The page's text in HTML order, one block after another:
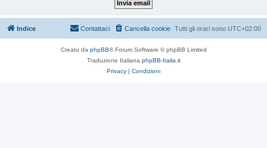
Indice Tutti gli orari sono UTC+02:00
Cancella cookie
Contattaci
Creato da phpBB® Forum Software © phpBB Limited
Traduzione Italiana phpBB-Italia.it
Privacy | Condizioni